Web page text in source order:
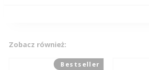
Zobacz również:
Bestseller